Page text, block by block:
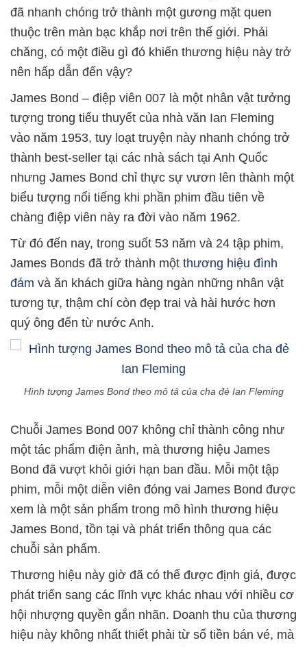
đã nhanh chóng trở thành một gương mặt quen
thuộc trên màn bạc khắp nơi trên thế giới. Phải
chăng, có một điều gì đó khiến thương hiệu này trở
nên hấp dẫn đến vậy?
James Bond – điệp viên 007 là một nhân vật tưởng
tượng trong tiểu thuyết của nhà văn Ian Fleming
vào năm 1953, tuy loạt truyện này nhanh chóng trở
thành best-seller tại các nhà sách tại Anh Quốc
nhưng James Bond chỉ thực sự vươn lên thành một
biểu tượng nổi tiếng khi phần phim đầu tiên về
chàng điệp viên này ra đời vào năm 1962.
Từ đó đến nay, trong suốt 53 năm và 24 tập phim,
James Bonds đã trở thành một thương hiệu đình
đám và ăn khách giữa hàng ngàn những nhân vật
tương tự, thậm chí còn đẹp trai và hài hước hơn
quý ông đến từ nước Anh.
Hình tượng James Bond theo mô tả của cha đẻ Ian Fleming
Chuỗi James Bond 007 không chỉ thành công như
một tác phẩm điện ảnh, mà thương hiệu James
Bond đã vượt khỏi giới hạn ban đầu. Mỗi một tập
phim, mỗi một diễn viên đóng vai James Bond được
xem là một sản phẩm trong mô hình thương hiệu
James Bond, tồn tại và phát triển thông qua các
chuỗi sản phẩm.
Thương hiệu này giờ đã có thể được định giá, được
phát triển sang các lĩnh vực khác nhau với nhiều cơ
hội nhượng quyền gắn nhãn. Doanh thu của thương
hiệu này không nhất thiết phải từ số tiền bán vé, mà